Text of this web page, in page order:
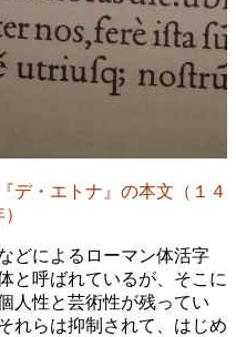
デ・エトナ』の本文（１４
どによるローマン体活字
と呼ばれているが、そこに
人性と芸術性が残ってい
れらは抑制されて、はじめ